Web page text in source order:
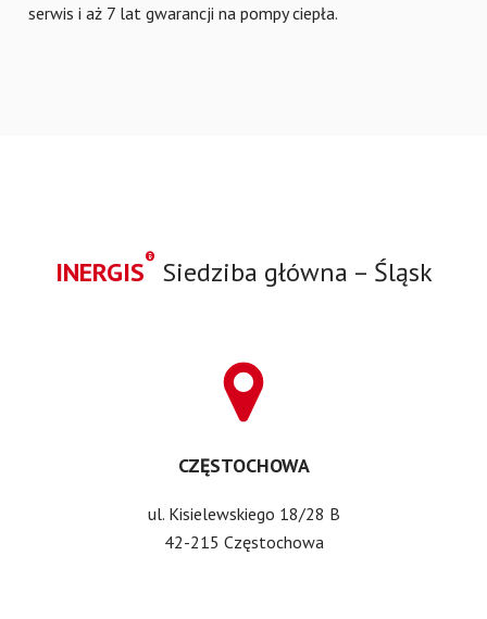
serwis i aż 7 lat gwarancji na pompy ciepła.
INERGIS® Siedziba główna – Śląsk
CZĘSTOCHOWA
ul. Kisielewskiego 18/28 B
42-215 Częstochowa